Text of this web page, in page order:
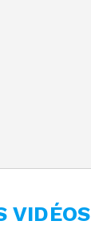
VIDÉOS